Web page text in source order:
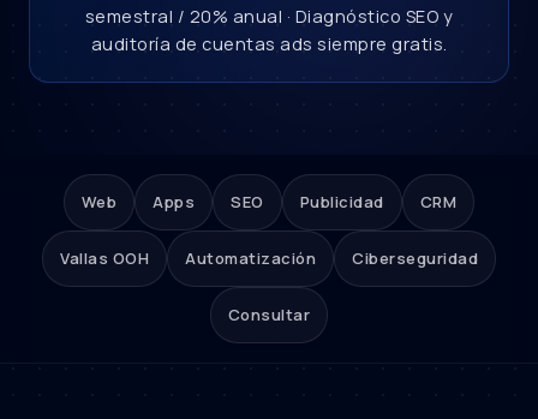
semestral / 20% anual · Diagnóstico SEO y
auditoría de cuentas ads siempre gratis.
Web Apps SEO Publicidad CRM
Vallas OOH Automatización Ciberseguridad
Consultar